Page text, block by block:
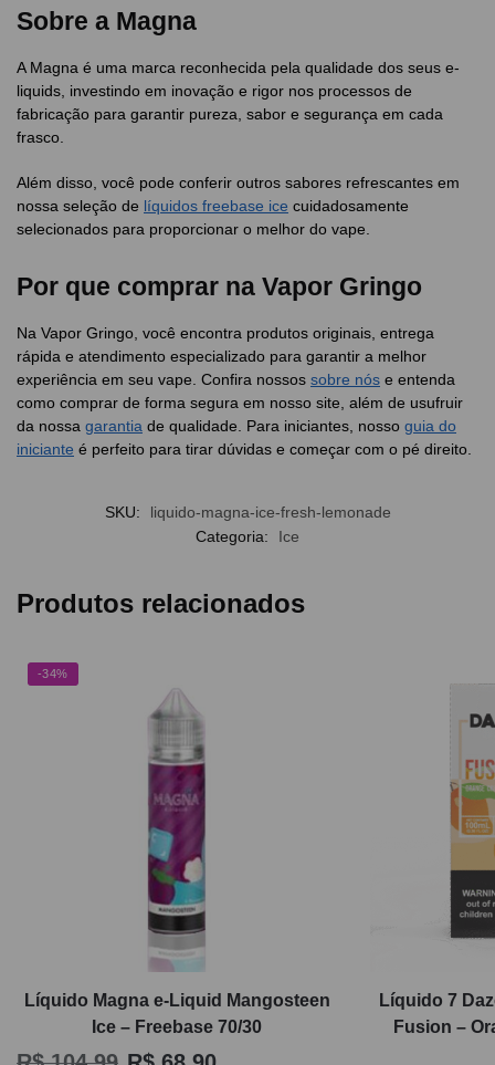
Sobre a Magna
A Magna é uma marca reconhecida pela qualidade dos seus e-
liquids, investindo em inovação e rigor nos processos de
fabricação para garantir pureza, sabor e segurança em cada
frasco.
Além disso, você pode conferir outros sabores refrescantes em
nossa seleção de líquidos freebase ice cuidadosamente
selecionados para proporcionar o melhor do vape.
Por que comprar na Vapor Gringo
Na Vapor Gringo, você encontra produtos originais, entrega
rápida e atendimento especializado para garantir a melhor
experiência em seu vape. Confira nossos sobre nós e entenda
como comprar de forma segura em nosso site, além de usufruir
da nossa garantia de qualidade. Para iniciantes, nosso guia do
iniciante é perfeito para tirar dúvidas e começar com o pé direito.
SKU:
liquido-magna-ice-fresh-lemonade
Categoria:
Ice
Produtos relacionados
-34%
Líquido Magna e-Liquid Mangosteen
Ice – Freebase 70/30
Líquido 7
Fusion –